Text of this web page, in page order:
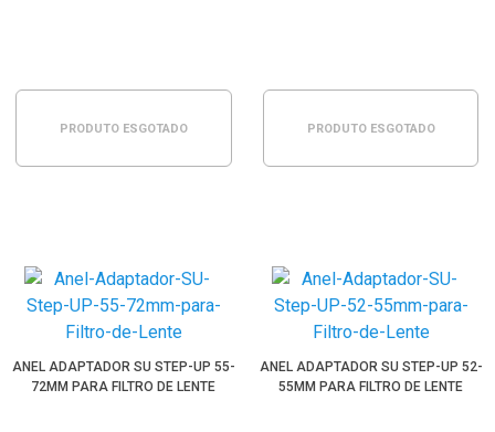
PRODUTO ESGOTADO PRODUTO ESGOTADO
ANEL ADAPTADOR SU STEP-UP 55-
72MM PARA FILTRO DE LENTE
ANEL ADAPTADOR SU STEP-UP 52-
55MM PARA FILTRO DE LENTE